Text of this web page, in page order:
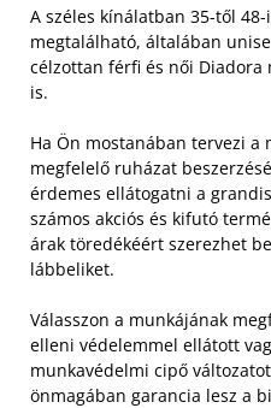
A széles kínálatban 35-től
megtalálható, általában
célzottan férfi és női
is.
Ha Ön mostanában tervezi a
megfelelő ruházat
érdemes ellátogatni a
számos akciós és kifutó
árak töredékéért szerezhet
lábbeliket.
Válasszon a munkájának
elleni védelemmel ellátott
munkavédelmi cipő
önmagában garancia lesz a